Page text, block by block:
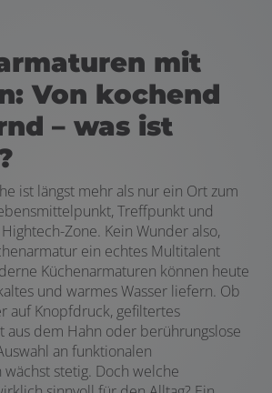
mit
Von kochend
– was ist
ist längst mehr als nur ein Ort zum
Treffpunkt und
Zone. Kein Wunder also,
ein echtes Multitalent
Küchenarmaturen können heute
und warmes Wasser liefern. Ob
auf Knopfdruck, gefiltertes
aus dem Hahn oder berührungslose
an funktionalen
stetig. Doch welche